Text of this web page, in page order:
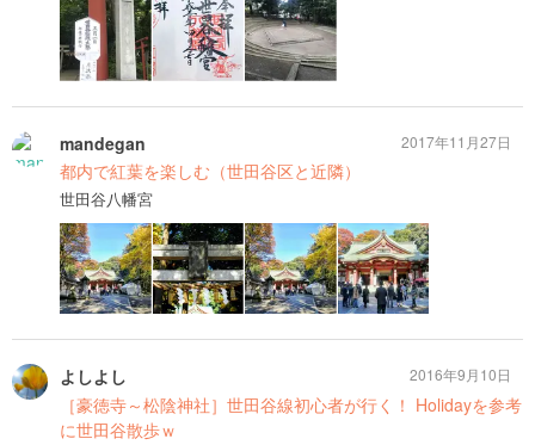
mandegan
都内で紅葉を楽しむ（世田谷区と近隣）
世田谷八幡宮
2017年11月27日
よしよし
［豪徳寺～松陰神社］世田谷線初心者が行く！ Holidayを参考
に世田谷散歩ｗ
2016年9月10日